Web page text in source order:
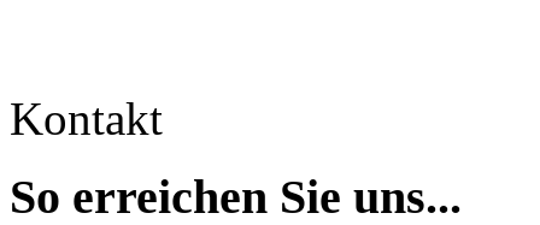
Kontakt
So erreichen Sie uns...